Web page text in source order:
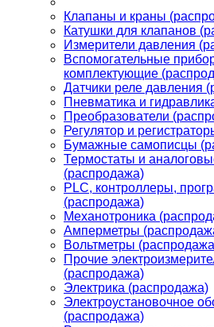
Клапаны и краны
Катушки для клапанов
Измерители давления
Вспомогательные
комплектующие
Датчики реле давления
Пневматика и
Преобразователи
Регулятор и
Бумажные самописцы
Термостаты и
(распродажа)
PLС, контроллеры,
(распродажа)
Механотроника
Амперметры
Вольтметры
Прочие
(распродажа)
Электрика (распродажа)
Электроустановочное
(распродажа)